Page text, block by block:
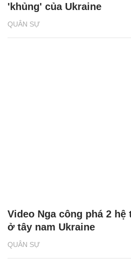
QUÂN SỰ
'khủng' của Ukraine
QUÂN SỰ
Video Nga công phá 2
ở tây nam Ukraine